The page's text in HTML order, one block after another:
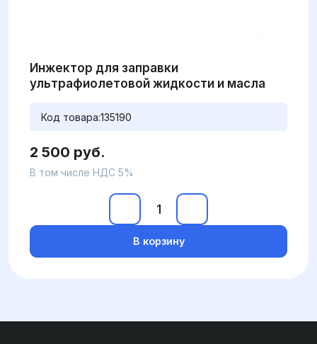
Инжектор для заправки
ультрафиолетовой жидкости и масла
Код товара:135190
2 500 руб.
В том числе НДС 5%
В корзину